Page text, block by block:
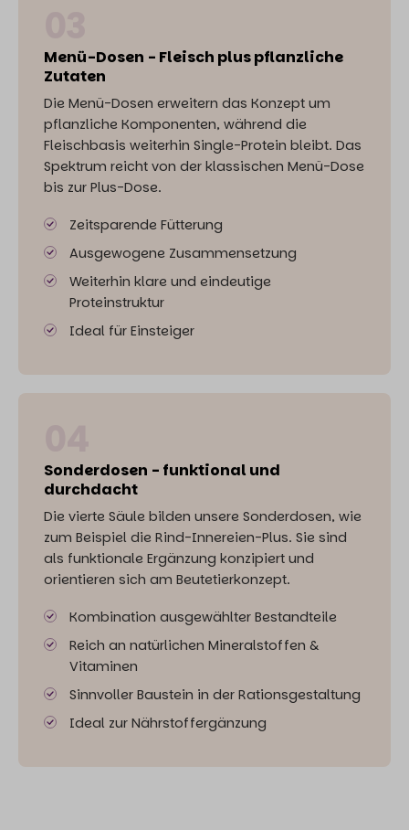
Menü-Dosen - Fleisch plus pflanzliche
Zutaten
Die Menü-Dosen erweitern das Konzept um
pflanzliche Komponenten, während die
Fleischbasis weiterhin Single-Protein bleibt. Das
Spektrum reicht von der klassischen Menü-Dose
bis zur Plus-Dose.
Zeitsparende Fütterung
Ausgewogene Zusammensetzung
Weiterhin klare und eindeutige
Proteinstruktur
Ideal für Einsteiger
Sonderdosen - funktional und
durchdacht
Die vierte Säule bilden unsere Sonderdosen, wie
zum Beispiel die Rind-Innereien-Plus. Sie sind
als funktionale Ergänzung konzipiert und
orientieren sich am Beutetierkonzept.
Kombination ausgewählter Bestandteile
Reich an natürlichen Mineralstoffen &
Vitaminen
Sinnvoller Baustein in der Rationsgestaltung
Ideal zur Nährstoffergänzung